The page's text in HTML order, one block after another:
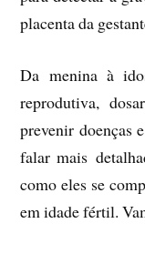
placenta da
Da menina à
reprodutiva,
prevenir doenças
falar mais
como eles se
em idade fértil.